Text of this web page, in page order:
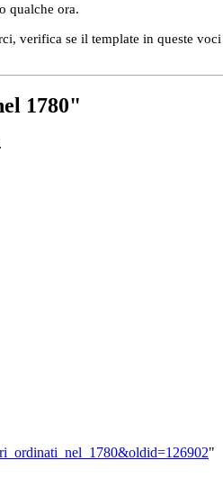
qualche ora.
verifica se il template in queste
1780"
"